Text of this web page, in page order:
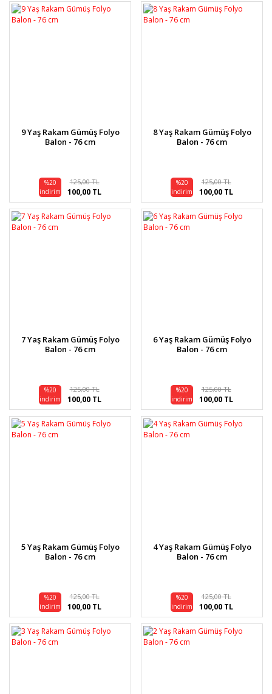
9 Yaş Rakam Gümüş Folyo
Balon - 76 cm
%20
indirim
125,00 TL
100,00 TL
8 Yaş Rakam Gümüş Folyo
Balon - 76 cm
%20
indirim
125,00 TL
100,00 TL
7 Yaş Rakam Gümüş Folyo
Balon - 76 cm
%20
indirim
125,00 TL
100,00 TL
6 Yaş Rakam Gümüş Folyo
Balon - 76 cm
%20
indirim
125,00 TL
100,00 TL
5 Yaş Rakam Gümüş Folyo
Balon - 76 cm
%20
indirim
125,00 TL
100,00 TL
4 Yaş Rakam Gümüş Folyo
Balon - 76 cm
%20
indirim
125,00 TL
100,00 TL